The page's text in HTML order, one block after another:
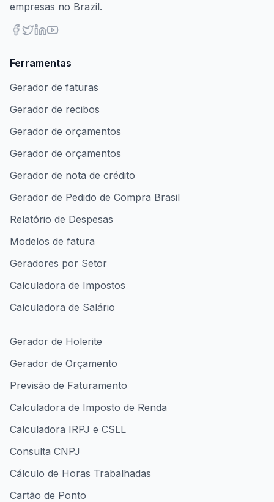
empresas no Brazil.
Ferramentas
Gerador de faturas
Gerador de recibos
Gerador de orçamentos
Gerador de orçamentos
Gerador de nota de crédito
Gerador de Pedido de Compra Brasil
Relatório de Despesas
Modelos de fatura
Geradores por Setor
Calculadora de Impostos
Calculadora de Salário
Gerador de Holerite
Gerador de Orçamento
Previsão de Faturamento
Calculadora de Imposto de Renda
Calculadora IRPJ e CSLL
Consulta CNPJ
Cálculo de Horas Trabalhadas
Cartão de Ponto